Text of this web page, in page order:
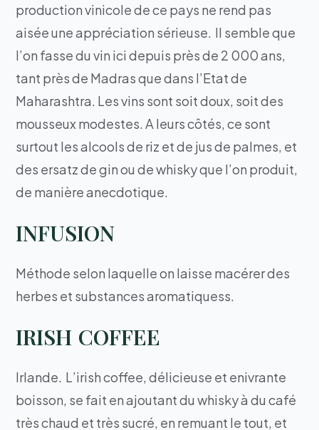
production vinicole de ce pays ne rend pas
aisée une appréciation sérieuse. Il semble que
l’on fasse du vin ici depuis près de 2 000 ans,
tant près de Madras que dans l’Etat de
Maharashtra. Les vins sont soit doux, soit des
mousseux modestes. A leurs côtés, ce sont
surtout les alcools de riz et de jus de palmes, et
des ersatz de gin ou de whisky que l’on produit,
de manière anecdotique.
INFUSION
Méthode selon laquelle on laisse macérer des
herbes et substances aromatiquess.
IRISH COFFEE
Irlande. L’irish coffee, délicieuse et enivrante
boisson, se fait en ajoutant du whisky à du café
très chaud et très sucré, en remuant le tout, et